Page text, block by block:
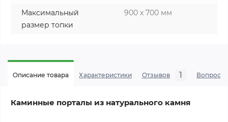
Максимальный
размер топки
900 х 700 мм
Описание товара Характеристики Отзывов 1 Вопросы
Каминные порталы из натурального камня